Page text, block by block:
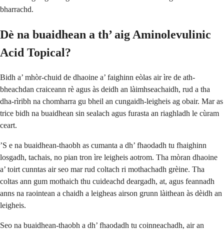
bharrachd.
Dè na buaidhean a th’ aig Aminolevulinic
Acid Topical?
Bidh a’ mhòr-chuid de dhaoine a’ faighinn eòlas air ìre de ath-
bheachdan craiceann rè agus às deidh an làimhseachaidh, rud a tha
dha-rìribh na chomharra gu bheil an cungaidh-leigheis ag obair. Mar as
trice bidh na buaidhean sin sealach agus furasta an riaghladh le cùram
ceart.
’S e na buaidhean-thaobh as cumanta a dh’ fhaodadh tu fhaighinn
losgadh, tachais, no pian tron ìre leigheis aotrom. Tha mòran dhaoine
a’ toirt cunntas air seo mar rud coltach ri mothachadh grèine. Tha
coltas ann gum mothaich thu cuideachd deargadh, at, agus feannadh
anns na raointean a chaidh a leigheas airson grunn làithean às dèidh an
leigheis.
Seo na buaidhean-thaobh a dh’ fhaodadh tu coinneachadh, air an